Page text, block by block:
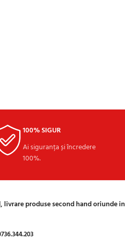
100% SIGUR
Ai siguranța și încredere
100%.
livrare produse second hand oriunde in